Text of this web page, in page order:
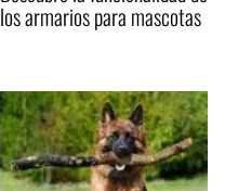
los armarios para mascotas